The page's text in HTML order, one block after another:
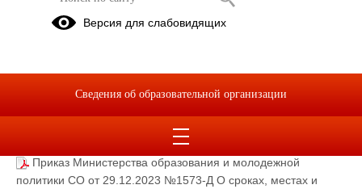
ЕГЭ-2026
Памятка участникам ЕГЭ.pdf
Приказ Министерства образования и молодежной
политики СО от 29.12.2023 №1573-Д О сроках, местах и
Версия для слабовидящих
Сведения об образовательной организации